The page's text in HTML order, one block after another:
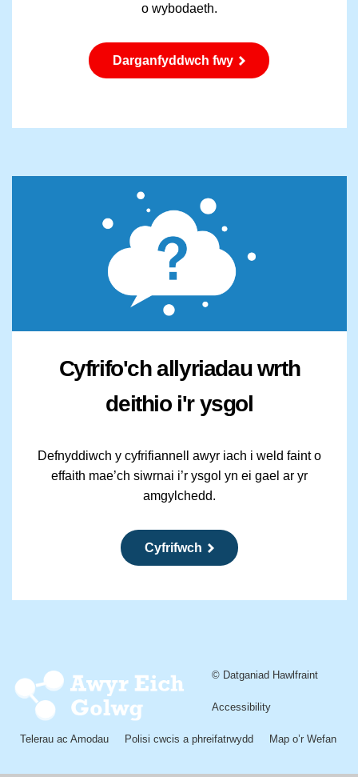
o wybodaeth.
Darganfyddwch fwy
Cyfrifo'ch allyriadau wrth
deithio i'r ysgol
Defnyddiwch y cyfrifiannell awyr iach i weld faint o
effaith mae’ch siwrnai i’r ysgol yn ei gael ar yr
amgylchedd.
Cyfrifwch
Footer
menu
© Datganiad Hawlfraint
Accessibility
Telerau ac Amodau Polisi cwcis a phreifatrwydd Map o’r Wefan